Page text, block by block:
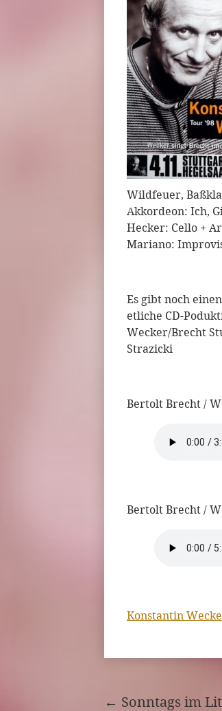
Wildfeuer,
Akkordeon: Ich,
Hecker: Cello +
Mariano:
Es gibt noch
etliche CD-
Wecker/Brecht
Strazicki
Bertolt Brecht /
Bertolt Brecht /
Konstantin
← Sonntags im